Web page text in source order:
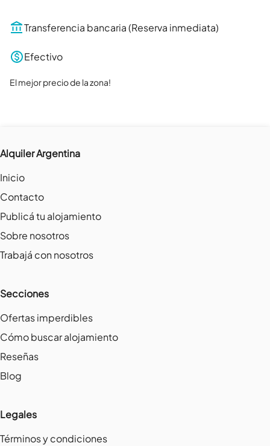
Transferencia bancaria (Reserva inmediata)
Efectivo
El mejor precio de la zona!
Alquiler Argentina
Inicio
Contacto
Publicá tu alojamiento
Sobre nosotros
Trabajá con nosotros
Secciones
Ofertas imperdibles
Cómo buscar alojamiento
Reseñas
Blog
Legales
Términos y condiciones